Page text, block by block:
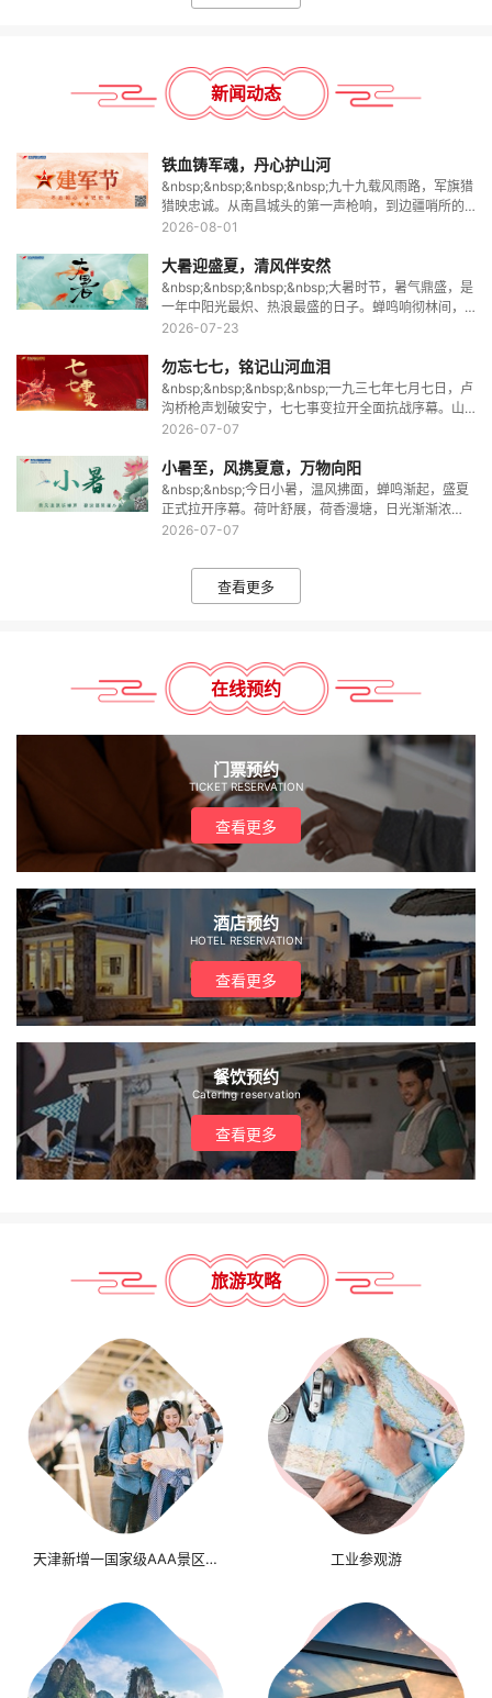
新闻动态
铁血铸军魂，丹心护山河
&nbsp;&nbsp;&nbsp;&nbsp;九十九载风雨路，军旗猎
猎映忠诚。从南昌城头的第一声枪响，到边疆哨所的
巍然屹立，你们把青春压进枪膛，用脊梁撑起家国安
仰的作答。那一
2026-08-01
大暑迎盛夏，清风伴安然
&nbsp;&nbsp;&nbsp;&nbsp;大暑时节，暑气鼎盛，是
一年中阳光最炽、热浪最盛的日子。蝉鸣响彻林间，
绿意肆意生长，天地间尽显蓬勃生机。酷暑炎炎，勿
酷热孕育丰收，
2026-07-23
勿忘七七，铭记山河血泪
&nbsp;&nbsp;&nbsp;&nbsp;一九三七年七月七日，卢
沟桥枪声划破安宁，七七事变拉开全面抗战序幕。山
河蒙难，百姓流离，无数先烈以血肉之躯筑起卫国长
记。今日回望，
2026-07-07
小暑至，风携夏意，万物向阳
&nbsp;&nbsp;今日小暑，温风拂面，蝉鸣渐起，盛夏
正式拉开序幕。荷叶舒展，荷香漫塘，日光渐渐浓
烈，热浪缓缓漫过街巷。暑气虽盛，亦藏细碎温柔：
散燥热。顺应时节
2026-07-07
查看更多
在线预约
门票预约
TICKET RESERVATION
查看更多
酒店预约
HOTEL RESERVATION
查看更多
餐饮预约
Catering reservation
查看更多
旅游攻略
天津新增一国家级AAA景区，
景致
工业参观游